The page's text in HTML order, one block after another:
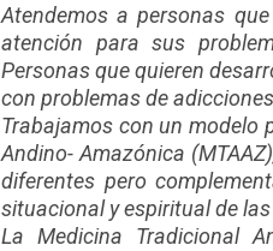
Atendemos a personas
atención para sus
Personas que quieren
con problemas de
Trabajamos con un modelo
Andino- Amazónica
diferentes pero
situacional y espiritual de
La Medicina Tradicional